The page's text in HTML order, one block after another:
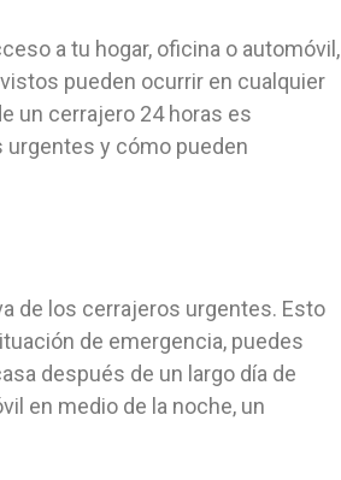
a tu hogar, oficina o automóvil,
pueden ocurrir en cualquier
un cerrajero 24 horas es
urgentes y cómo pueden
de los cerrajeros urgentes. Esto
de emergencia, puedes
después de un largo día de
en medio de la noche, un